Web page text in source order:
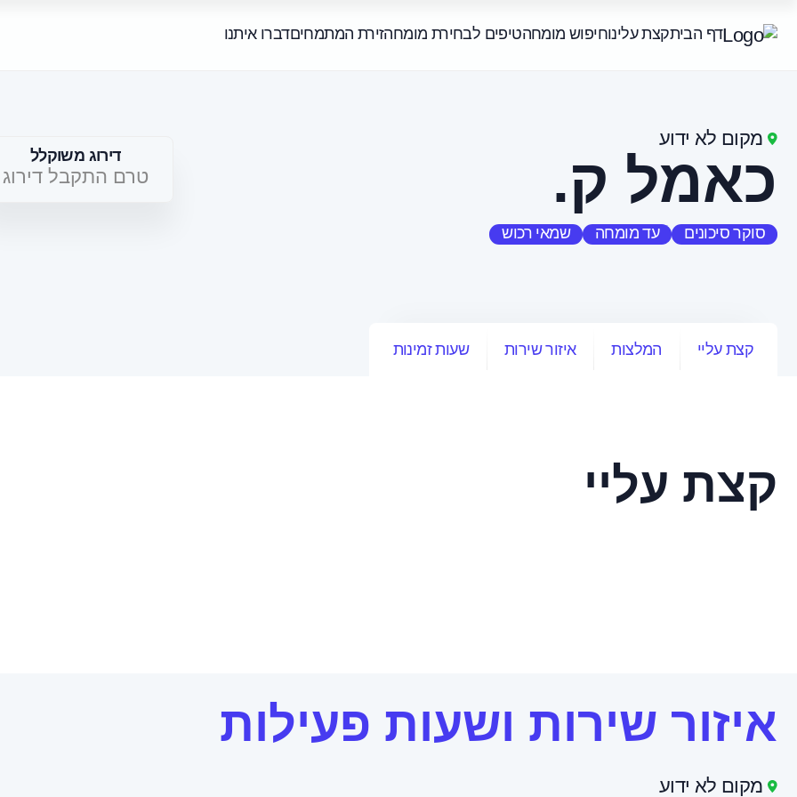
דף הביתקצת עלינוחיפוש מומחהטיפים לבחירת מומחהזירת המתמחיםדברו איתנו
מקום לא ידוע
כאמל ק.
סוקר סיכונים עד מומחה שמאי רכוש
דירוג משוקלל
טרם התקבל דירוג
קצת עליי המלצות איזור שירות שעות זמינות
קצת עליי
איזור שירות ושעות פעילות
מקום לא ידוע